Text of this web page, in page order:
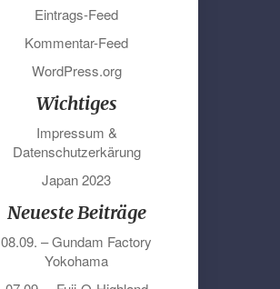
Eintrags-Feed
Kommentar-Feed
WordPress.org
Wichtiges
Impressum &
Datenschutzerkärung
Japan 2023
Neueste Beiträge
08.09. – Gundam Factory
Yokohama